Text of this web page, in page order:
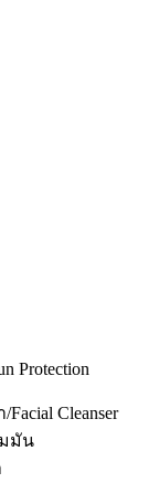
Protection
Cleanser
มัน